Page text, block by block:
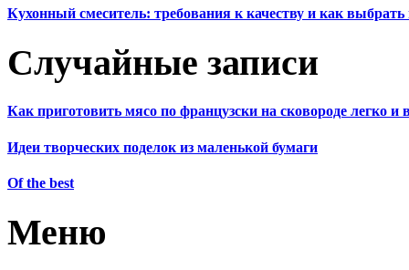
Кухонный смеситель: требования к качеству и как
Случайные записи
Как приготовить мясо по французски на сковороде легко и
Идеи творческих поделок из маленькой бумаги
Of the best
Меню